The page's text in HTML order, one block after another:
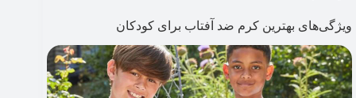
ویژگی‌های بهترین کرم ضد آفتاب برای کودکان